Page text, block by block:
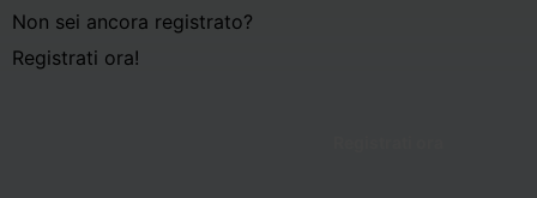
Non sei ancora registrato?
Registrati ora!